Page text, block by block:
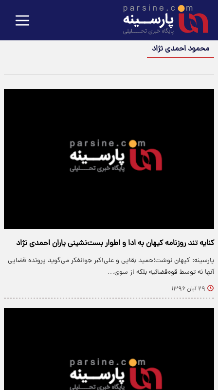
محمود احمدی نژاد
کنایه تند روزنامه کیهان به ادا و اطوار بست‌نشینی یاران احمدی نژاد
پارسینه: کیهان نوشت؛حمید بقایی و علی‌اکبر جوانفکر می‌گوید پرونده قضایی
آنها نه توسط قوه‌قضائیه بلکه از سوی…
۲۹ آبان ۱۳۹۶